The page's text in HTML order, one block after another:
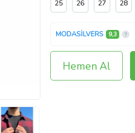
25 26 27 28
MODASİLVERS 9,3
Hemen Al